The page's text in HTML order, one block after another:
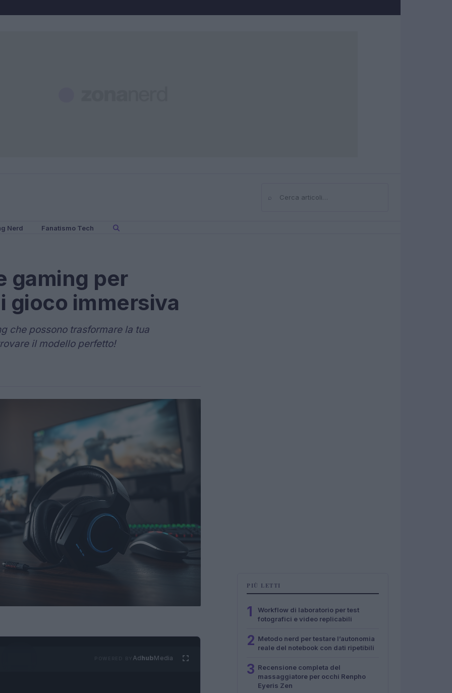
⌕Cerca
Nerd Fanatismo Tech
gaming per
gioco immersiva
che possono trasformare la tua
il modello perfetto!
AdhubMedia
PIÙ LETTI
1
Workflow di laboratorio per test
fotografici e video replicabili
2 Metodo nerd per testare l’autonomia
reale del notebook con dati ripetibili
3 Recensione completa del
massaggiatore per occhi Renpho
Eyeris Zen